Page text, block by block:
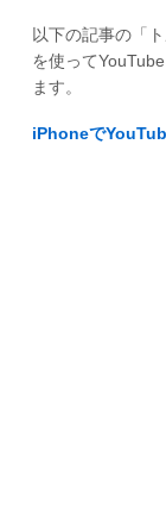
以下の記事の「
を使って
ます。
iPhoneで